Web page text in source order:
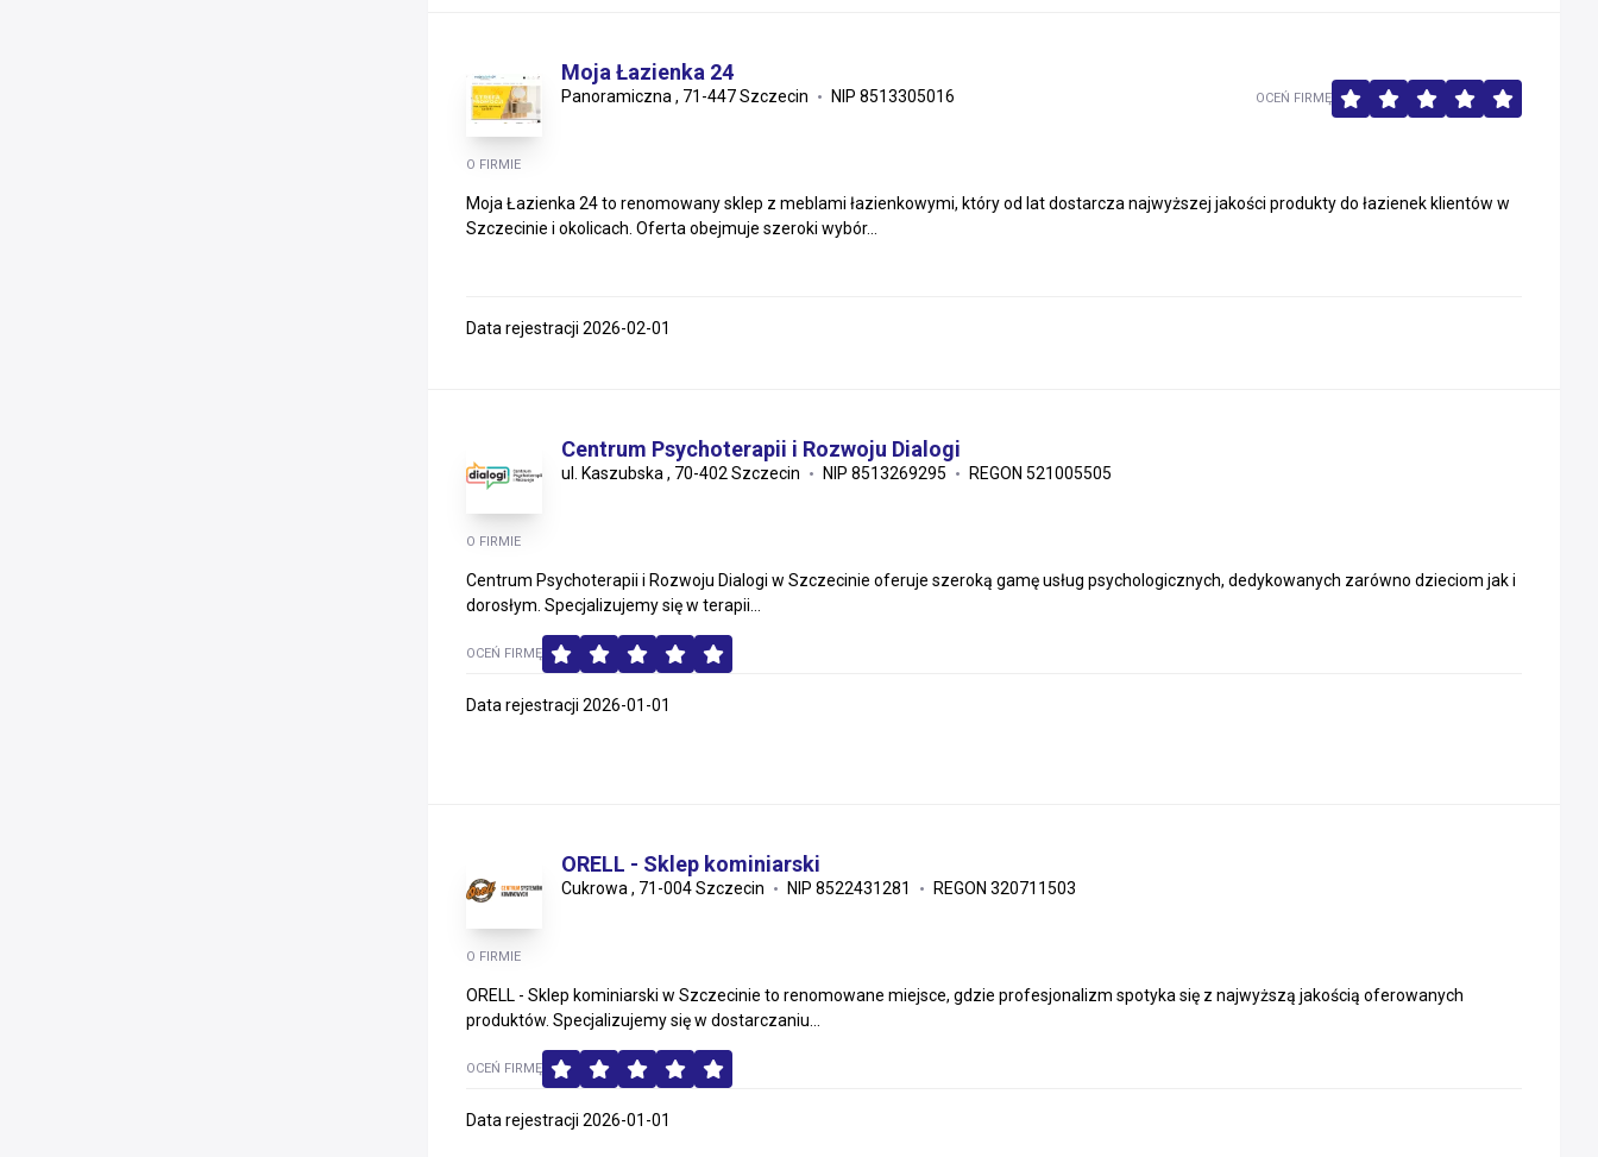
Moja Łazienka 24
Panoramiczna , 71-447 Szczecin NIP 8513305016
O FIRMIE
Moja Łazienka 24 to renomowany sklep z meblami łazienkowymi, który od lat dostarcza najwyższej jakości produkty do łazienek klientów w
Szczecinie i okolicach. Oferta obejmuje szeroki wybór...
OCEŃ FIRMĘ
Data rejestracji 2026-02-01
Centrum Psychoterapii i Rozwoju Dialogi
ul. Kaszubska , 70-402 Szczecin NIP 8513269295 REGON 521005505
O FIRMIE
Centrum Psychoterapii i Rozwoju Dialogi w Szczecinie oferuje szeroką gamę usług psychologicznych, dedykowanych zarówno dzieciom jak i
dorosłym. Specjalizujemy się w terapii...
OCEŃ FIRMĘ
Data rejestracji 2026-01-01
ORELL - Sklep kominiarski
Cukrowa , 71-004 Szczecin NIP 8522431281 REGON 320711503
O FIRMIE
ORELL - Sklep kominiarski w Szczecinie to renomowane miejsce, gdzie profesjonalizm spotyka się z najwyższą jakością oferowanych
produktów. Specjalizujemy się w dostarczaniu...
OCEŃ FIRMĘ
Data rejestracji 2026-01-01